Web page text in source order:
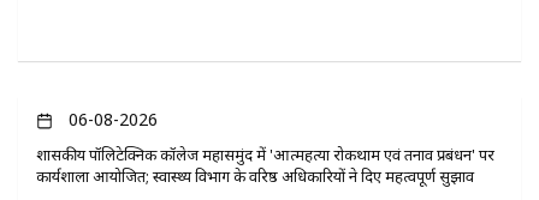
06-08-2026
​शासकीय पॉलिटेक्निक कॉलेज महासमुंद में 'आत्महत्या रोकथाम एवं तनाव प्रबंधन' पर
कार्यशाला आयोजित; स्वास्थ्य विभाग के वरिष्ठ अधिकारियों ने दिए महत्वपूर्ण सुझाव